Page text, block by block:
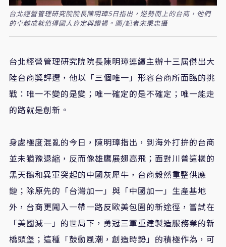
台北經營管理研究院院長陳明璋5日指出，逆勢而上的台商，他們
的卓越成就值得國人肯定與讚揚。圖/記者宋秉忠攝
台北經營管理研究院院長陳明璋連續主辦十三屆傑出大
陸台商獎評選，他以「三個唯一」形容台商所面臨的挑
戰：唯一不變的是變；唯一確定的是不確定；唯一能走
的路就是創新。
身處極度混亂的今日，陳明璋指出，到海外打拚的台商
並未猶豫退縮，反而像雄鷹展翅高飛；面對川普這樣的
黑天鵝和異軍突起的中國灰犀牛，台商毅然重整供應
鏈；除原先的「台灣加一」與「中國加一」生產基地
外，台商更闖入一帶一路反歐美包圍的新途徑，嘗試在
「美國減一」的世局下，勇冠三軍重建製造服務業的新
橋頭堡；這種「鼓動風潮，創造時勢」的積極作為，可